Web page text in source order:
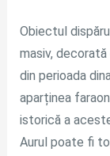
Obiectul
masiv,
din perioada
aparținea
istorică a
Aurul poate fi